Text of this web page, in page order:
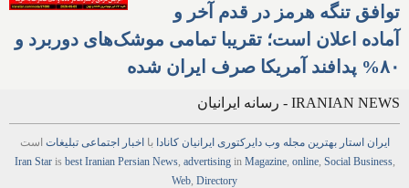
توافق تنگه هرمز در قدم آخر و
آماده اعلان است؛ تقریبا تمامی موشک‌های دوربرد و
۸۰% پدافند آمریکا صرف ایران شده
IRANIAN NEWS - رسانه ایرانیان
ایران استار بهترین مجله وب دایرکتوری ایرانیان کانادا بااخبار اجتماعی تبلیغات است
Iran Staris best Iranian Persian News, advertisingin Magazine, online, Social Business,
Web Directory